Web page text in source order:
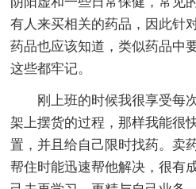
有人来买相关的药品，因此针
药品也应该知道，类似药品中
这些都牢记。
刚上班的时候我很享受每
架上摆货的过程，那样我能很
置，并且给自己限时找药。卖
帮住时能迅速帮他解决，很有